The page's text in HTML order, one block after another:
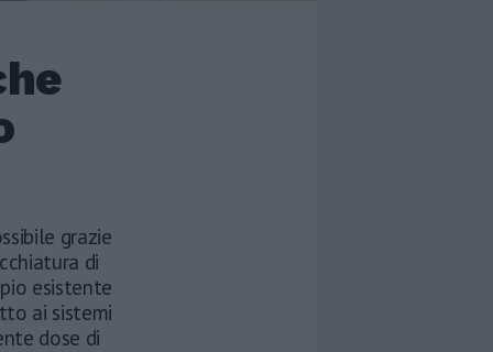
grazie
di
esistente
ai sistemi
dose di